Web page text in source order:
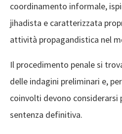
coordinamento informale,
jihadista e caratterizzata
attività propagandistica nel
Il procedimento penale si
delle indagini preliminari e,
coinvolti devono
sentenza definitiva.